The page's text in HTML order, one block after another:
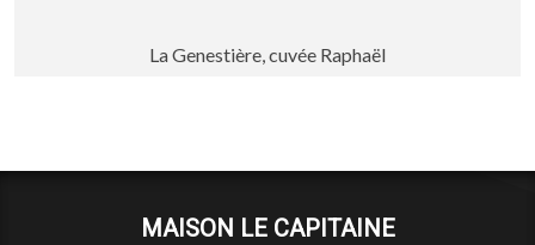
La Genestière, cuvée Raphaël
MAISON LE CAPITAINE